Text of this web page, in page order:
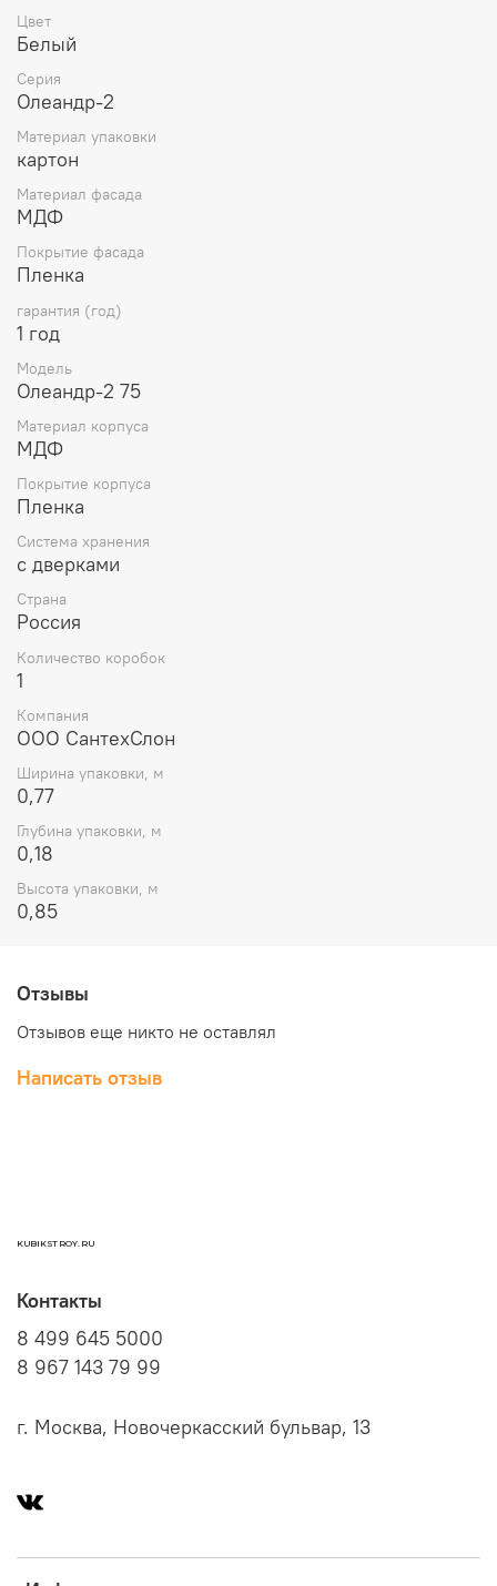
мебели изысканность. Шкаф монтируется на скрытые
врезные навесы.
Цвет
Белый
Серия
Олеандр-2
Материал упаковки
картон
Материал фасада
МДФ
Покрытие фасада
Пленка
гарантия (год)
1 год
Модель
Олеандр-2 75
Материал корпуса
МДФ
Покрытие корпуса
Пленка
Система хранения
с дверками
Страна
Россия
Количество коробок
1
Компания
ООО СантехСлон
Ширина упаковки, м
0,77
Глубина упаковки, м
0,18
Высота упаковки, м
0,85
Отзывы
Отзывов еще никто не оставлял
Написать отзыв
KUBIKSTROY.RU
Контакты
8 499 645 5000
8 967 143 79 99
г. Москва, Новочеркасский бульвар, 13